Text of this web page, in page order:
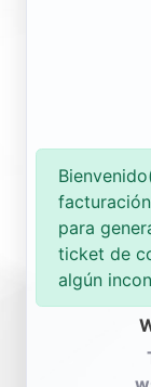
para
ticket de
algún